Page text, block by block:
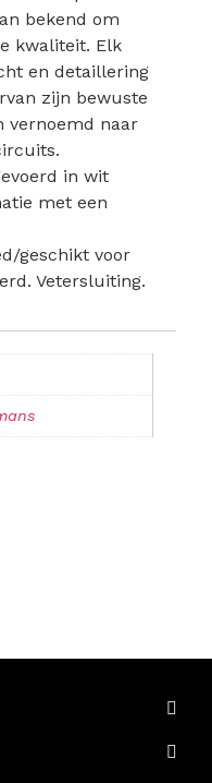
bekend om
kwaliteit. Elk
en detaillering
zijn bewuste
vernoemd naar
in wit
met een
geschikt voor
Vetersluiting.